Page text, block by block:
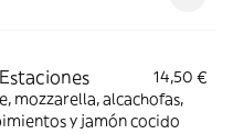
14,50 €
mozzarella, alcachofas,
y jamón cocido